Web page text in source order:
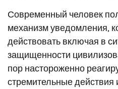
Современный человек
механизм уведомления,
действовать включая в
защищенности
пор настороженно
стремительные действия